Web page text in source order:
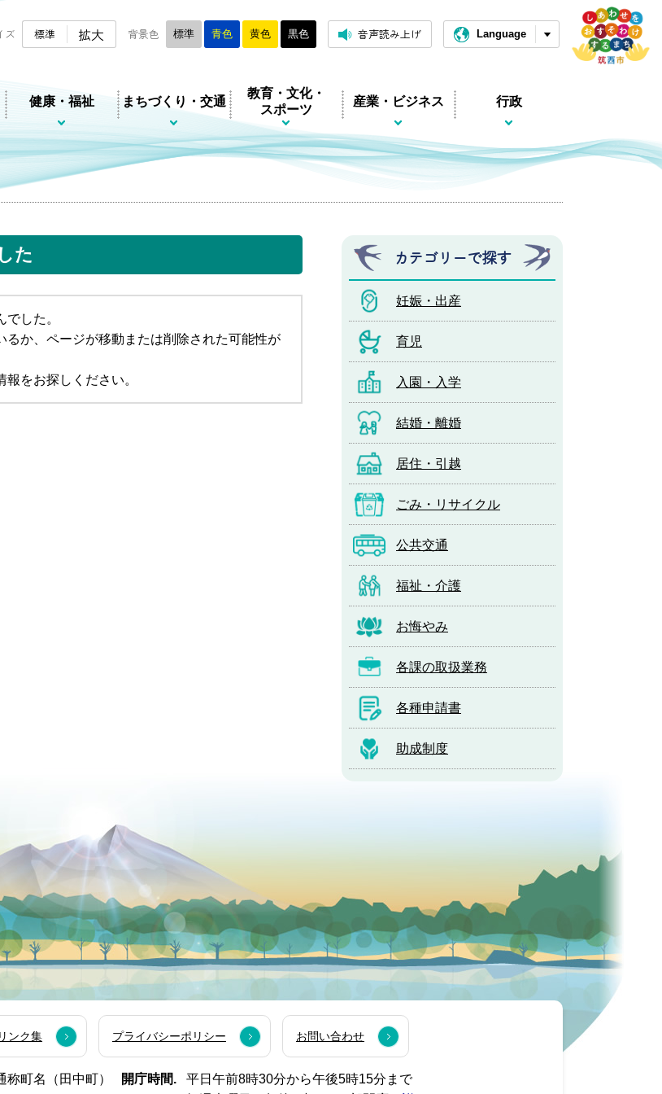
ズ 標準 拡大 背景色 標準 青色 黄色 黒色 音声読み上げ Language
健康・福祉 まちづくり・交通
教育・文化・
スポーツ
産業・ビジネス 行政
た
した。
か、ページが移動または削除された可能性が
報をお探しください。
印刷する
カテゴリーで探す
妊娠・出産
育児
入園・入学
結婚・離婚
居住・引越
ごみ・リサイクル
公共交通
福祉・介護
お悔やみ
各課の取扱業務
各種申請書
助成制度
リンク集 プライバシーポリシー お問い合わせ
町名（田中町）
開庁時間.
平日午前8時30分から午後5時15分まで